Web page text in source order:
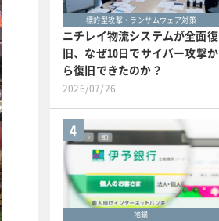
標的型攻撃・ランサムウェア対策
ニチレイ物流システムが全面復
旧、なぜ10日でサイバー攻撃か
ら復旧できたのか？
2026/07/26
4
地銀